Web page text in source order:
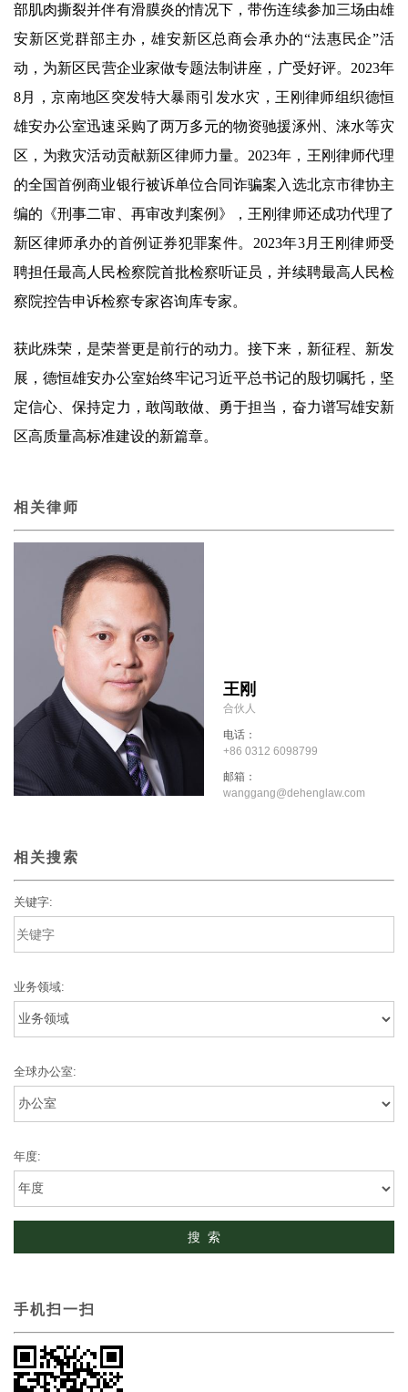
部肌肉撕裂并伴有滑膜炎的情况下，带伤连续参加三场由雄
安新区党群部主办，雄安新区总商会承办的“法惠民企”活
动，为新区民营企业家做专题法制讲座，广受好评。2023年
8月，京南地区突发特大暴雨引发水灾，王刚律师组织德恒
雄安办公室迅速采购了两万多元的物资驰援涿州、涞水等灾
区，为救灾活动贡献新区律师力量。2023年，王刚律师代理
的全国首例商业银行被诉单位合同诈骗案入选北京市律协主
编的《刑事二审、再审改判案例》，王刚律师还成功代理了
新区律师承办的首例证券犯罪案件。2023年3月王刚律师受
聘担任最高人民检察院首批检察听证员，并续聘最高人民检
察院控告申诉检察专家咨询库专家。
获此殊荣，是荣誉更是前行的动力。接下来，新征程、新发
展，德恒雄安办公室始终牢记习近平总书记的殷切嘱托，坚
定信心、保持定力，敢闯敢做、勇于担当，奋力谱写雄安新
区高质量高标准建设的新篇章。
相关律师
王刚
合伙人
电话：
+86 0312 6098799
邮箱：
wanggang@dehenglaw.com
相关搜索
关键字:
业务领域:
全球办公室:
年度:
手机扫一扫